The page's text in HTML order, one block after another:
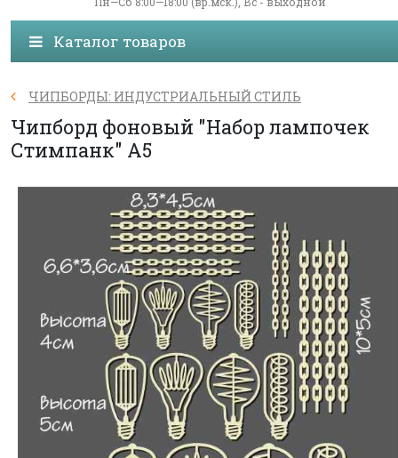
Каталог товаров
ЧИПБОРДЫ: ИНДУСТРИАЛЬНЫЙ СТИЛЬ
Чипборд фоновый "Набор лампочек
Стимпанк" А5